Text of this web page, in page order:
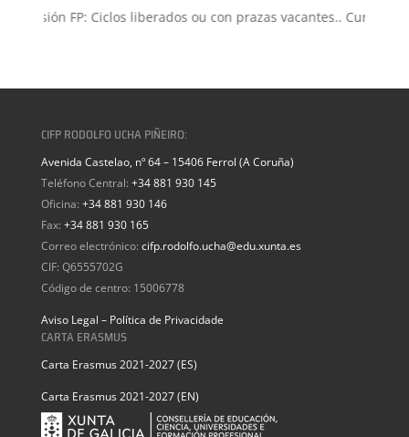
FP: Ciclos liberados ou con prazas vacantes.. Curso 2026-
CIFP RODOLFO UCHA PIÑEIRO:
Avenida Castelao, nº 64 – 15406 Ferrol (A Coruña)
Teléfono Central: +34 881 930 145
Oficina: +34 881 930 146
Fax: +34 881 930 165
Correo electrónico: cifp.rodolfo.ucha@edu.xunta.es
CIF: Q6555702G
Código de centro: 15006778
Aviso Legal – Política de Privacidade
CARTA ERASMUS
Carta Erasmus 2021-2027 (ES)
Carta Erasmus 2021-2027 (EN)